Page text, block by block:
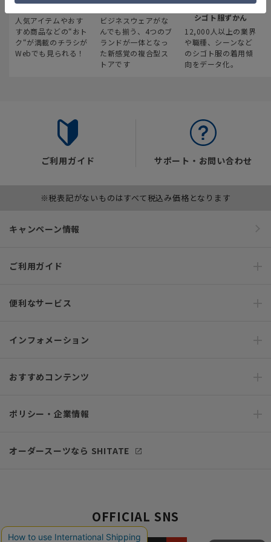
最新のお買い得情報
人気アイテムやおす
すめ商品などの“おト
ク“が満載のチラシが
Webでも見られる！
スーツスクエア
ビジネスウェアがな
んでも揃う、4つのブ
ランドが一体となっ
た新感覚の複合型ス
トアです
みんなの
シゴト服ずかん
12,000人以上の業界
や職種、シーンなど
のシゴト服の着用傾
向をデータ化。
ご利用ガイド サポート・お問い合わせ
※税表記がないものはすべて税込み価格となります
キャンペーン情報
ご利用ガイド
便利なサービス
インフォメーション
おすすめコンテンツ
ポリシー・企業情報
オーダースーツなら SHITATE
OFFICIAL SNS